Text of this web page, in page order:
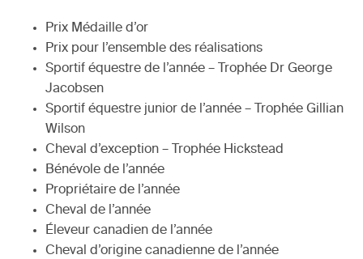
Prix Médaille d’or
Prix pour l’ensemble des réalisations
Sportif équestre de l’année – Trophée Dr George
Jacobsen
Sportif équestre junior de l’année – Trophée Gillian
Wilson
Cheval d’exception – Trophée Hickstead
Bénévole de l’année
Propriétaire de l’année
Cheval de l’année
Éleveur canadien de l’année
Cheval d’origine canadienne de l’année